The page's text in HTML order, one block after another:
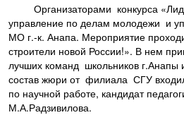
Организаторами конкурса
управление по делам молодежи и
МО г.-к. Анапа. Мероприятие
строители новой России!». В нем
лучших команд школьников г.Анапы
состав жюри от филиала СГУ
по научной работе, кандидат
М.А.Радзивилова.